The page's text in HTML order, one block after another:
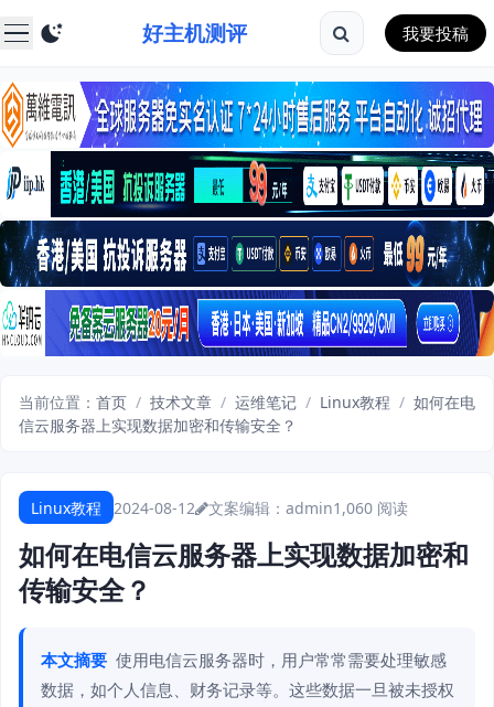
好主机测评 我要投稿
当前位置： 首页 / 技术文章 / 运维笔记 / Linux教程 / 如何在电
信云服务器上实现数据加密和传输安全？
Linux教程 2024-08-12 文案编辑：admin1,060 阅读
如何在电信云服务器上实现数据加密和
传输安全？
本文摘要 使用电信云服务器时，用户常常需要处理敏感
数据，如个人信息、财务记录等。这些数据一旦被未授权